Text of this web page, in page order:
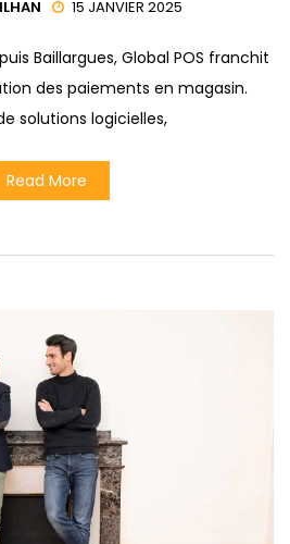
15 JANVIER 2025
Baillargues, Global POS franchit
des paiements en magasin.
solutions logicielles,
Read More